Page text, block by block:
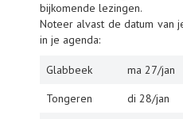
bijkomende lezingen.
Noteer alvast de datum van
in je agenda:
Glabbeek ma 27/jan
Tongeren
di 28/jan